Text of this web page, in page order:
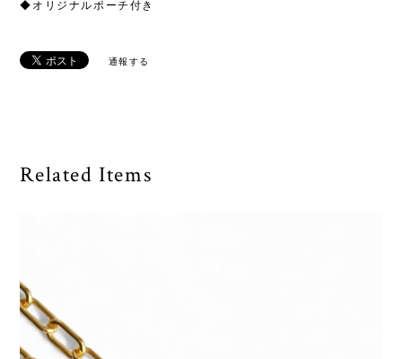
◆オリジナルポーチ付き
通報する
Related Items